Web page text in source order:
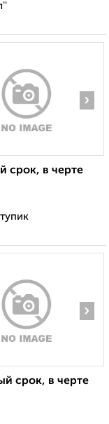
›
срок, в черте
›
срок, в черте